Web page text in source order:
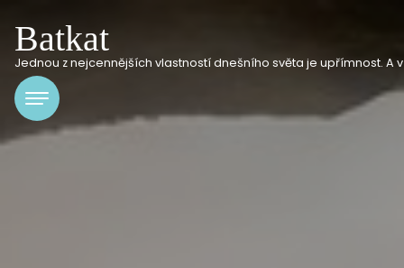
Batkat
Jednou z nejcennějších vlastností dnešního světa je upřímnost.